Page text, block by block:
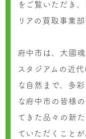
をご覧いただき
リアの買取事業
府中市は、大國
スタジアムの近
な自然まで、多
な府中市の皆様
てきた品々の新
ていただくこと